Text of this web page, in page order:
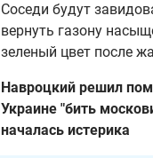
Соседи будут
вернуть газону
зеленый цвет после
Навроцкий решил
Украине "бить
началась истерика